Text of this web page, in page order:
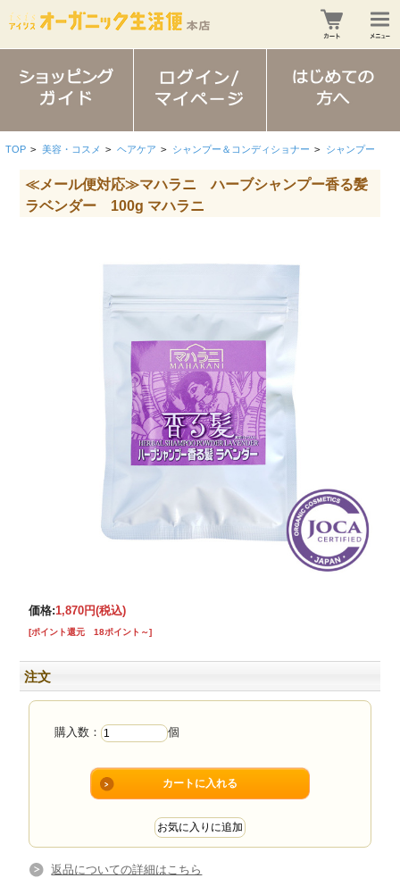
TOP > 美容・コスメ > ヘアケア > シャンプー＆コンディショナー > シャンプー
≪メール便対応≫マハラニ ハーブシャンプー香る髪
ラベンダー 100g マハラニ
価格:1,870円(税込)
[ポイント還元 18ポイント～]
注文
購入数： 個
返品についての詳細はこちら